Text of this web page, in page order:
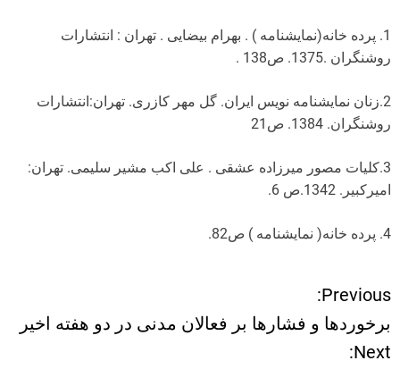
1. پرده خانه(نمایشنامه ) . بهرام بیضایی . تهران : انتشارات
روشنگران .1375. ص138 .
2.زنان نمایشنامه نویس ایران. گل مهر کازری. تهران:انتشارات
روشنگران. 1384. ص21
3.کلیات مصور میرزاده عشقی . علی اکب مشیر سلیمی. تهران:
امیرکبیر. 1342.ص 6.
4. پرده خانه( نمایشنامه ) ص82.
ر
ا
Previous:
برخوردها و فشارها بر فعالان مدنی در دو هفته اخیر
Next: